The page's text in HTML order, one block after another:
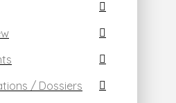
/ Dossiers